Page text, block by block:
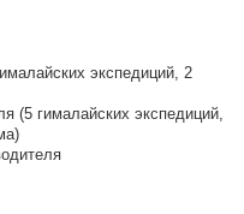
экспедиций, 2
(5 гималайских экспедиций,